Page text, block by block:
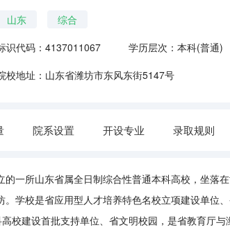
山东
综合
识代码：4137011067
学历层次：本科(普通)
校地址：山东省潍坊市东风东街5147号
院系设置 开设专业 录取规则
一所山东省属全日制综合性普通本科高校，坐落在
学校是省应用型人才培养特色名校立项建设单位
校建设首批支持单位、省文明校园，是省教育厅与